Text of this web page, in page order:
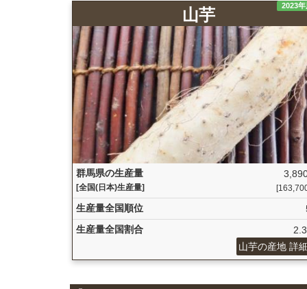
2023年
山芋
群馬県の生産量
[全国(日本)生産量]
生産量全国順位
生産量全国割合
山芋の産地 詳